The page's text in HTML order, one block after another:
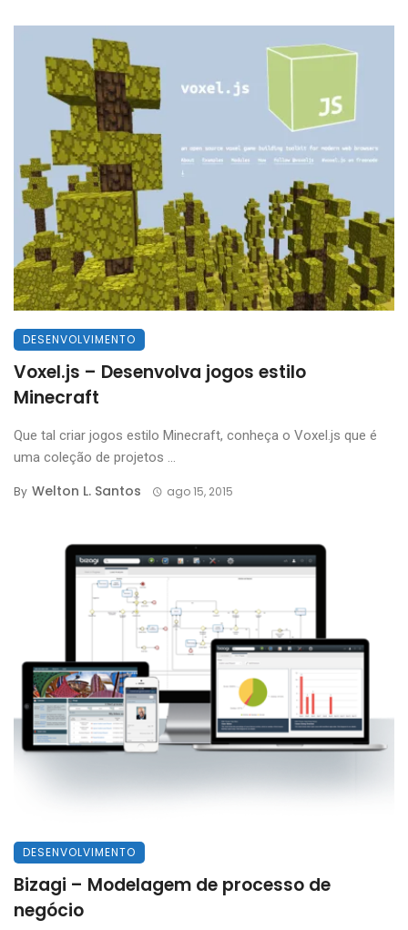
DESENVOLVIMENTO
Voxel.js – Desenvolva jogos estilo
Minecraft
Que tal criar jogos estilo Minecraft, conheça o Voxel.js que é
uma coleção de projetos ...
By Welton L. Santos ago 15, 2015
DESENVOLVIMENTO
Bizagi – Modelagem de processo de
negócio